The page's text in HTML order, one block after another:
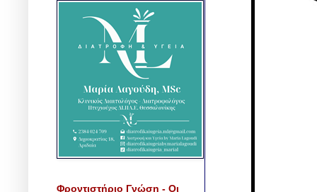
Φροντιστήριο Γνώση - Οι